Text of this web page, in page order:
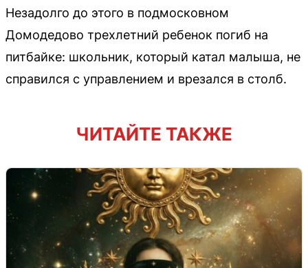
Незадолго до этого в подмосковном
Домодедово трехлетний ребенок погиб на
питбайке: школьник, который катал малыша, не
справился с управлением и врезался в столб.
ЧИТАЙТЕ ТАКЖЕ